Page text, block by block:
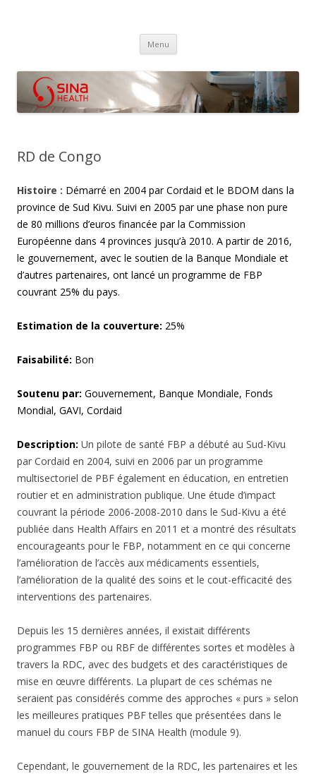
Menu Aller
contenu
RD de Congo
Histoire : Démarré en 2004 par Cordaid et le BDOM dans la
province de Sud Kivu. Suivi en 2005 par une phase non pure
de 80 millions d’euros financée par la Commission
Européenne dans 4 provinces jusqu’à 2010. A partir de 2016,
le gouvernement, avec le soutien de la Banque Mondiale et
d’autres partenaires, ont lancé un programme de FBP
couvrant 25% du pays.
Estimation de la couverture: 25%
Faisabilité: Bon
Soutenu par: Gouvernement, Banque Mondiale, Fonds
Mondial, GAVI, Cordaid
Description: Un pilote de santé FBP a débuté au Sud-Kivu
par Cordaid en 2004, suivi en 2006 par un programme
multisectoriel de PBF également en éducation, en entretien
routier et en administration publique. Une étude d’impact
couvrant la période 2006-2008-2010 dans le Sud-Kivu a été
publiée dans Health Affairs en 2011 et a montré des résultats
encourageants pour le FBP, notamment en ce qui concerne
l’amélioration de l’accès aux médicaments essentiels,
l’amélioration de la qualité des soins et le cout-efficacité des
interventions des partenaires.
Depuis les 15 dernières années, il existait différents
programmes FBP ou RBF de différentes sortes et modèles à
travers la RDC, avec des budgets et des caractéristiques de
mise en œuvre différents. La plupart de ces schémas ne
seraient pas considérés comme des approches « purs » selon
les meilleures pratiques PBF telles que présentées dans le
manuel du cours FBP de SINA Health (module 9).
Cependant, le gouvernement de la RDC, les partenaires et les